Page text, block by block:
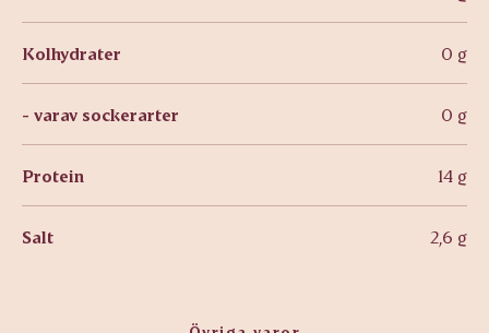
Kolhydrater 0 g
- varav sockerarter 0 g
Protein 14 g
Salt 2,6 g